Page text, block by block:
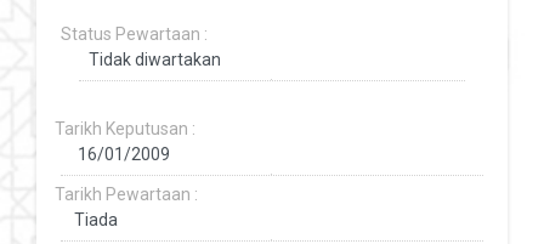
Status Pewartaan :
Tarikh Keputusan :
Tarikh Pewartaan :